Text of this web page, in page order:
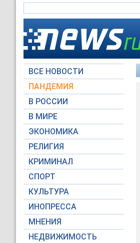
ВСЕ НОВОСТИ
ПАНДЕМИЯ
В РОССИИ
В МИРЕ
ЭКОНОМИКА
РЕЛИГИЯ
КРИМИНАЛ
СПОРТ
КУЛЬТУРА
ИНОПРЕССА
МНЕНИЯ
НЕДВИЖИМОСТЬ